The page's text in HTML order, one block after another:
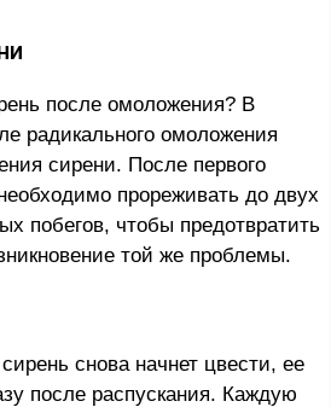
после омоложения? В
радикального омоложения
сирени. После первого
прореживать до двух
побегов, чтобы предотвратить
той же проблемы.
снова начнет цвести, ее
после распускания. Каждую